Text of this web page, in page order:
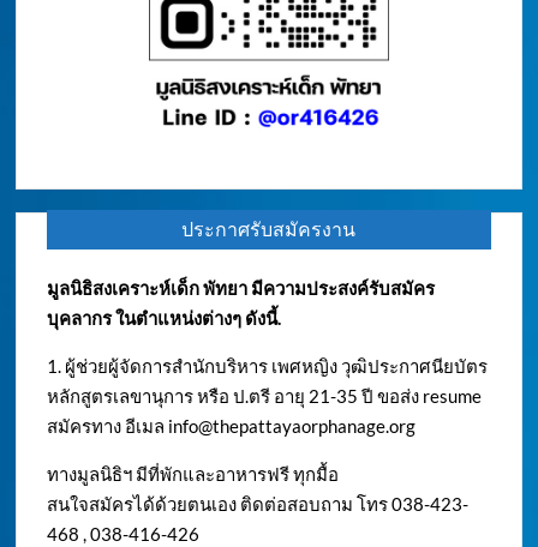
ประกาศรับสมัครงาน
มูลนิธิสงเคราะห์เด็ก พัทยา มีความประสงค์รับสมัคร
บุคลากร ในตำแหน่งต่างๆ ดังนี้.
1. ผู้ช่วยผู้จัดการสำนักบริหาร เพศหญิง วุฒิประกาศนียบัตร
หลักสูตรเลขานุการ หรือ ป.ตรี อายุ 21-35 ปี ขอส่ง resume
สมัครทาง อีเมล info@thepattayaorphanage.org
ทางมูลนิธิฯ มีที่พักและอาหารฟรี ทุกมื้อ
สนใจสมัครได้ด้วยตนเอง ติดต่อสอบถาม โทร 038-423-
468 , 038-416-426